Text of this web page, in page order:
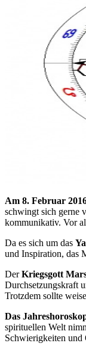
Am 8. Februar
schwingt sich gerne
kommunikativ. Vor
Da es sich um das
und Inspiration, das
DerKriegsgott
Durchsetzungskraft
Trotzdem sollte
Das
spirituellen Welt
Schwierigkeiten und